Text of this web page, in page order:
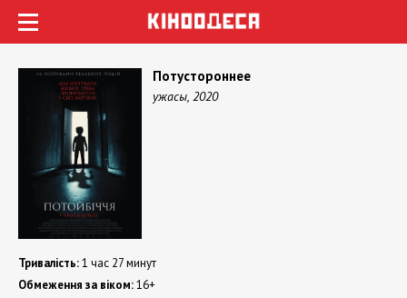
Потустороннее
ужасы, 2020
Тривалість:1 час 27 минут
Обмеження за віком:16+